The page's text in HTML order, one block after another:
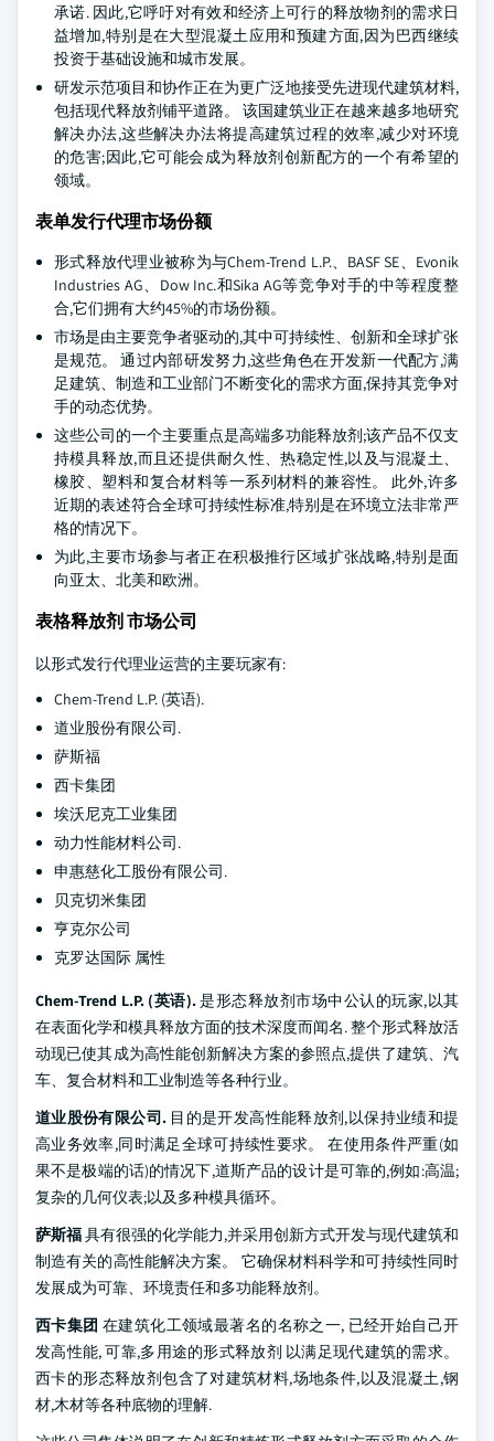
承诺. 因此,它呼吁对有效和经济上可行的释放物剂的需求日
益增加,特别是在大型混凝土应用和预建方面,因为巴西继续
投资于基础设施和城市发展。
研发示范项目和协作正在为更广泛地接受先进现代建筑材料,
包括现代释放剂铺平道路。 该国建筑业正在越来越多地研究
解决办法,这些解决办法将提高建筑过程的效率,减少对环境
的危害;因此,它可能会成为释放剂创新配方的一个有希望的
领域。
表单发行代理市场份额
形式释放代理业被称为与Chem-Trend L.P.、BASF SE、Evonik
Industries AG、Dow Inc.和Sika AG等竞争对手的中等程度整
合,它们拥有大约45%的市场份额。
市场是由主要竞争者驱动的,其中可持续性、创新和全球扩张
是规范。 通过内部研发努力,这些角色在开发新一代配方,满
足建筑、制造和工业部门不断变化的需求方面,保持其竞争对
手的动态优势。
这些公司的一个主要重点是高端多功能释放剂;该产品不仅支
持模具释放,而且还提供耐久性、热稳定性,以及与混凝土、
橡胶、塑料和复合材料等一系列材料的兼容性。 此外,许多
近期的表述符合全球可持续性标准,特别是在环境立法非常严
格的情况下。
为此,主要市场参与者正在积极推行区域扩张战略,特别是面
向亚太、北美和欧洲。
表格释放剂 市场公司
以形式发行代理业运营的主要玩家有:
Chem-Trend L.P. (英语).
道业股份有限公司.
萨斯福
西卡集团
埃沃尼克工业集团
动力性能材料公司.
申惠慈化工股份有限公司.
贝克切米集团
亨克尔公司
克罗达国际 属性
Chem-Trend L.P. (英语).是形态释放剂市场中公认的玩家,以其
在表面化学和模具释放方面的技术深度而闻名. 整个形式释放活
动现已使其成为高性能创新解决方案的参照点,提供了建筑、汽
车、复合材料和工业制造等各种行业。
道业股份有限公司.目的是开发高性能释放剂,以保持业绩和提
高业务效率,同时满足全球可持续性要求。 在使用条件严重(如
果不是极端的话)的情况下,道斯产品的设计是可靠的,例如:高温;
复杂的几何仪表;以及多种模具循环。
萨斯福具有很强的化学能力,并采用创新方式开发与现代建筑和
制造有关的高性能解决方案。 它确保材料科学和可持续性同时
发展成为可靠、环境责任和多功能释放剂。
西卡集团 在建筑化工领域最著名的名称之一, 已经开始自己开
发高性能, 可靠,多用途的形式释放剂 以满足现代建筑的需求。
西卡的形态释放剂包含了对建筑材料,场地条件,以及混凝土,钢
材,木材等各种底物的理解.